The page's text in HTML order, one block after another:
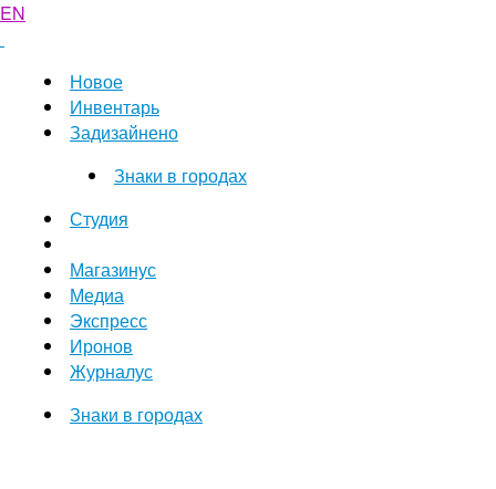
EN
Новое
Инвентарь
Задизайнено
Знаки в городах
Студия
Магазинус
Медиа
Экспресс
Иронов
Журналус
Знаки в городах